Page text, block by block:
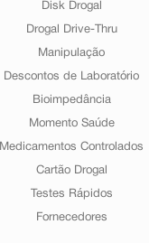
Disk Drogal
Drogal Drive-Thru
Manipulação
Descontos de Laboratório
Bioimpedância
Momento Saúde
Medicamentos Controlados
Cartão Drogal
Testes Rápidos
Fornecedores